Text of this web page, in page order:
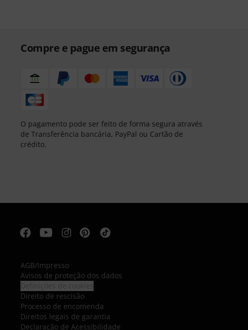
Compre e pague em segurança
O pagamento pode ser feito de forma segura através
de Transferência bancária, PayPal ou Cartão de
crédito.
AGB/Impresso
Avisos de proteção dos dados
Direito de rescisão
Processo de encomenda
Direitos legais de garantia
Declaração de Acessibilidade